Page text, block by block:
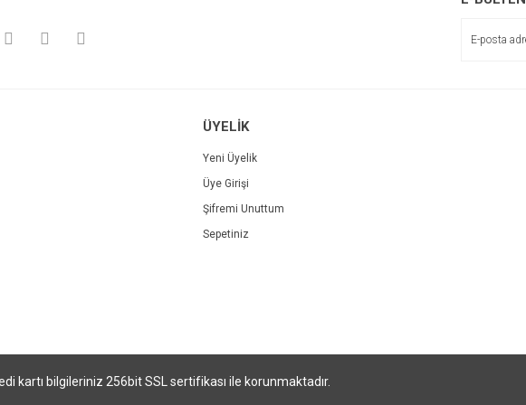
ÜYELİK
Yeni Üyelik
Üye Girişi
Şifremi Unuttum
Sepetiniz
kartı bilgileriniz 256bit SSL sertifikası ile korunmaktadır.